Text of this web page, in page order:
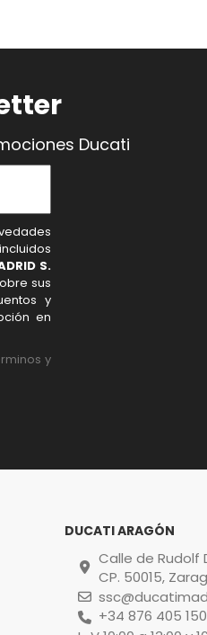
Ducati
S.
sus
y
en
y
DUCATI ARAGÓN
Calle de Rudolf
CP. 50015,
+34 876 405 150